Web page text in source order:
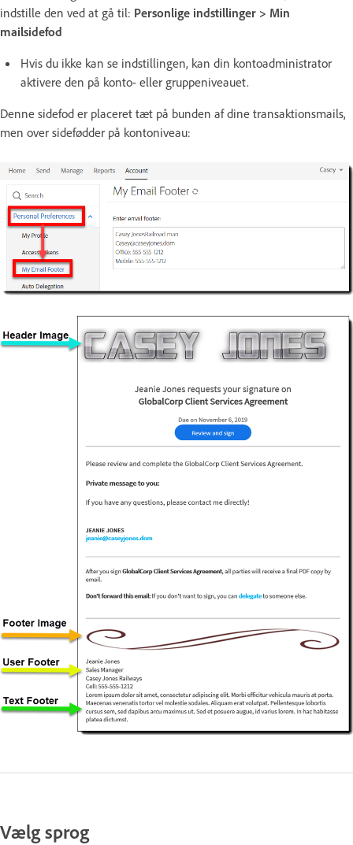
indstille den ved at gå til: Personlige indstillinger > Min
mailsidefod
Hvis du ikke kan se indstillingen, kan din kontoadministrator
aktivere den på konto- eller gruppeniveauet.
Denne sidefod er placeret tæt på bunden af dine transaktionsmails,
men over sidefødder på kontoniveau:
Vælg sprog